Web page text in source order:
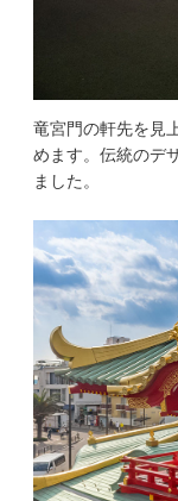
竜宮門の軒先を見
めます。伝統のデ
ました。